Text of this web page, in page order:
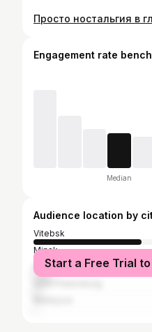
Engagement rate
Median
Audience location by
Vitebsk
Minsk
Moscow
Start a Free Trial